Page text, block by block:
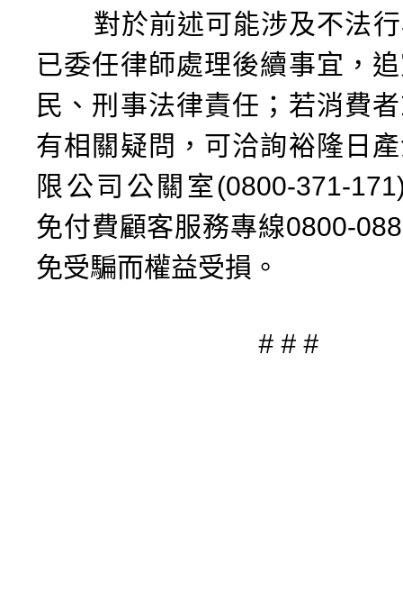
對於前述可能涉及不法行
已委任律師處理後續事宜，
民、刑事法律責任；若消費
有相關疑問，可洽詢裕隆日
限公司公關室(0800-371-
免付費顧客服務專線0800-
免受騙而權益受損。
# # #